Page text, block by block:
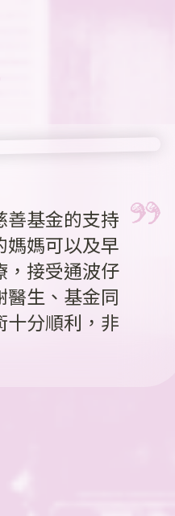
善基金的支持
媽媽可以及早
，接受通波仔
醫生、基金同
十分順利，非